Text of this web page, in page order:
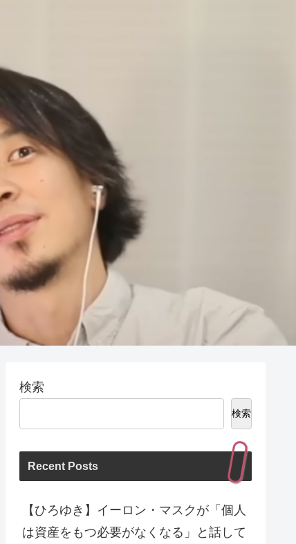
検索
検索
Recent Posts
【ひろゆき】イーロン・マスクが「個人
は資産をもつ必要がなくなる」と話して